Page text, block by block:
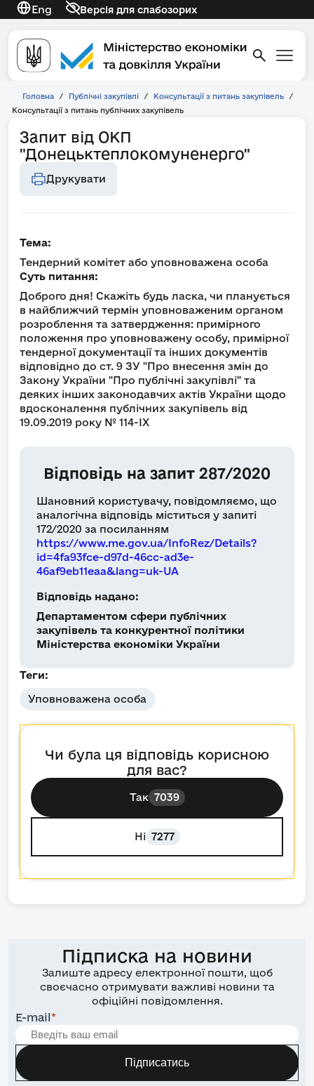
Eng Версія для слабозорих
Головна / Публічні закупівлі / Консультації з питань закупівель
/
Консультації з питань публічних закупівель
Запит від ОКП
"Донецьктеплокомуненерго"
Друкувати
Тема:
Тендерний комітет або уповноважена особа
Суть питання:
Доброго дня! Скажіть будь ласка, чи планується
в найближчий термін уповноваженим органом
розроблення та затвердження: примірного
положення про уповноважену особу, примірної
тендерної документації та інших документів
відповідно до ст. 9 ЗУ "Про внесення змін до
Закону України "Про публічні закупівлі" та
деяких інших законодавчих актів України щодо
вдосконалення публічних закупівель від
19.09.2019 року № 114-IX
Відповідь на запит 287/2020
Шановний користувачу, повідомляємо, що
аналогічна відповідь міститься у запиті
172/2020 за посиланням
https://www.me.gov.ua/InfoRez/Details?
id=4fa93fce-d97d-46cc-ad3e-
46af9eb11eaa&lang=uk-UA
Відповідь надано:
Департаментом сфери публічних
закупівель та конкурентної політики
Міністерства економіки України
Теги:
Уповноважена особа
Чи була ця відповідь корисною
для вас?
Так 7039
Ні 7277
Підписка на новини
Залиште адресу електронної пошти, щоб
своєчасно отримувати важливі новини та
офіційні повідомлення.
E-mail*
Підписатись